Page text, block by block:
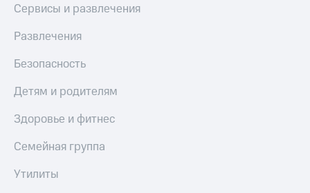
Сервисы и развлечения
Развлечения
Безопасность
Детям и родителям
Здоровье и фитнес
Семейная группа
Утилиты